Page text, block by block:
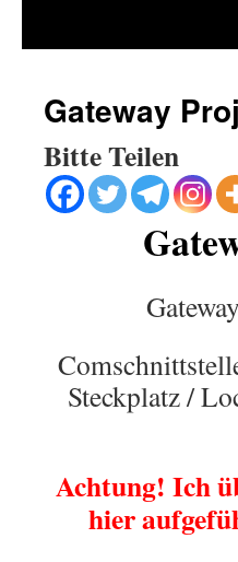
Gateway
Bitte Teilen
Steckplatz /
Achtung! Ich
hier